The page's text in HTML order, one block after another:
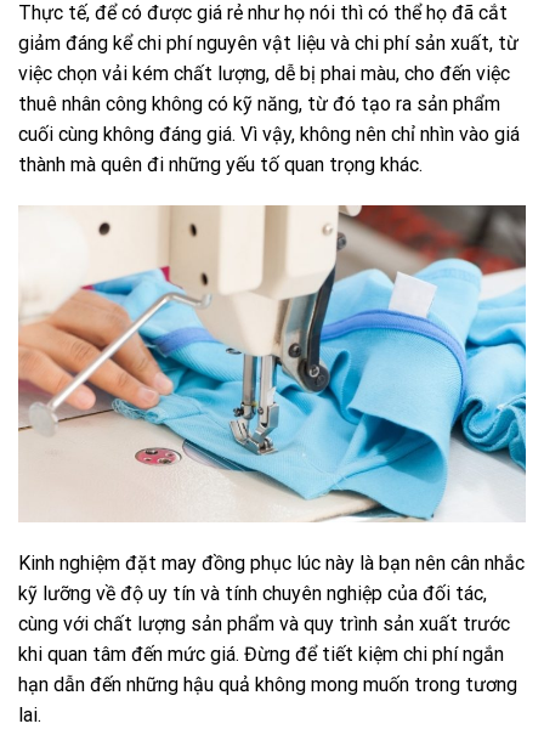
Thực tế, để có được giá rẻ như họ nói thì có thể họ đã cắt
giảm đáng kể chi phí nguyên vật liệu và chi phí sản xuất, từ
việc chọn vải kém chất lượng, dễ bị phai màu, cho đến việc
thuê nhân công không có kỹ năng, từ đó tạo ra sản phẩm
cuối cùng không đáng giá. Vì vậy, không nên chỉ nhìn vào giá
thành mà quên đi những yếu tố quan trọng khác.
Kinh nghiệm đặt may đồng phục lúc này là bạn nên cân nhắc
kỹ lưỡng về độ uy tín và tính chuyên nghiệp của đối tác,
cùng với chất lượng sản phẩm và quy trình sản xuất trước
khi quan tâm đến mức giá. Đừng để tiết kiệm chi phí ngắn
hạn dẫn đến những hậu quả không mong muốn trong tương
lai.